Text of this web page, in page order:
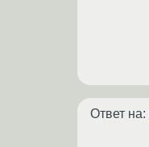
Ответ на: